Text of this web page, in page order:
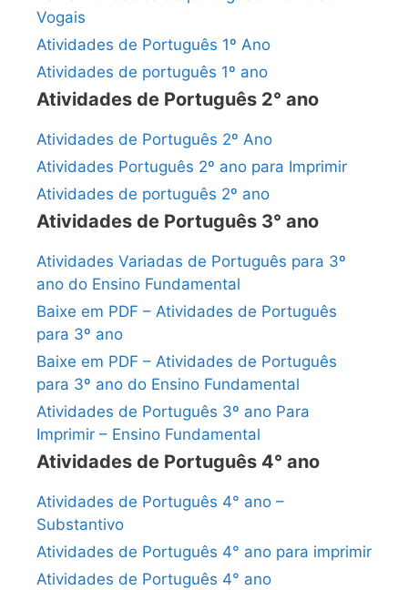
Vogais
Atividades de Português 1º Ano
Atividades de português 1º ano
Atividades de Português 2° ano
Atividades de Português 2º Ano
Atividades Português 2º ano para Imprimir
Atividades de português 2º ano
Atividades de Português 3° ano
Atividades Variadas de Português para 3º
ano do Ensino Fundamental
Baixe em PDF – Atividades de Português
para 3º ano
Baixe em PDF – Atividades de Português
para 3º ano do Ensino Fundamental
Atividades de Português 3º ano Para
Imprimir – Ensino Fundamental
Atividades de Português 4° ano
Atividades de Português 4° ano –
Substantivo
Atividades de Português 4° ano para imprimir
Atividades de Português 4° ano